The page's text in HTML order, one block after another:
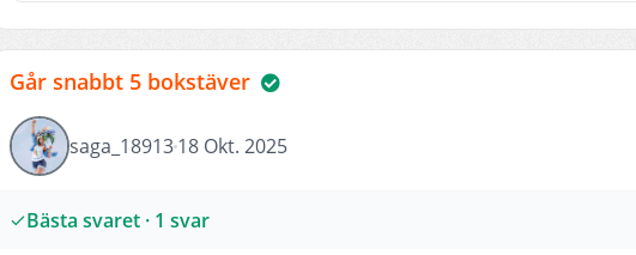
Går snabbt 5 bokstäver
saga_1891318 Okt. 2025
Bästa svaret · 1 svar